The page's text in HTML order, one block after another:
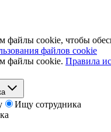
файлы cookie, чтобы
файлов cookie
файлы cookie. Правила
Ищу сотрудника